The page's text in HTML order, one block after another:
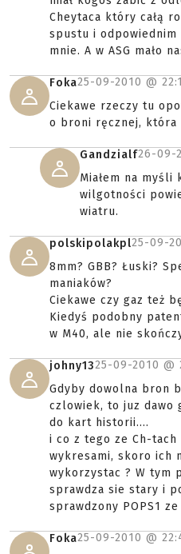
Cheytaca który całą
spustu i odpowiednim
mnie. A w ASG mało
Foka25-09-2010 @
Ciekawe rzeczy tu
o broni ręcznej, która
Gandzialf26-09-
Miałem na
wilgotności
wiatru.
polskipolakpl25-09-
8mm? GBB? Łuski?
maniaków?
Ciekawe czy gaz też
Kiedyś podobny
w M40, ale nie
johny1325-09-2010 @
Gdyby dowolna bron
czlowiek, to juz
do kart historii....
i co z tego ze Ch-
wykresami, skoro ich
wykorzystac ? W tym
sprawdza sie stary i
sprawdzony POPS1
Foka25-09-2010 @